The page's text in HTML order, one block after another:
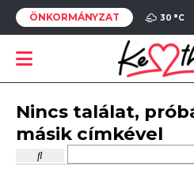
ÖNKORMÁNYZAT 30 °C
Nincs találat,
másik címkével